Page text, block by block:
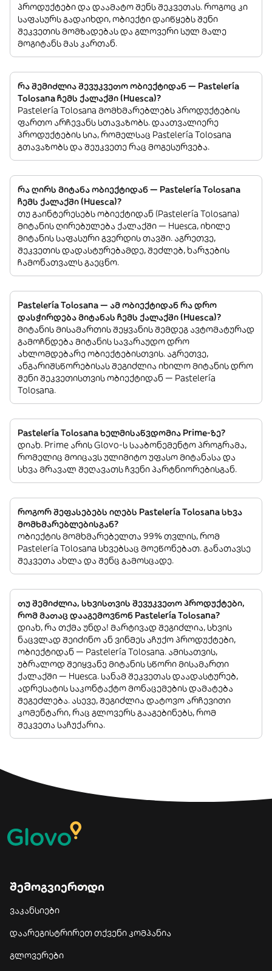
პროდუქტები და დაამატო შენს შეკვეთას. როგოც კი
საფასურს გადაიხდი, ობიექტი დაიწყებს შენი
შეკვეთის მომზადებას და გლოვერი სულ მალე
მოგიტანს მას კართან.
რა შემიძლია შევუკვეთო ობიექტიდან — Pastelería
Tolosana ჩემს ქალაქში (Huesca)?
Pastelería Tolosana მომხმარებლებს პროდუქტების
ფართო არჩევანს სთავაზობს. დაათვალიერე
პროდუქტების სია, რომელსაც Pastelería Tolosana
გთავაზობს და შეუკვეთე რაც მოგესურვება.
რა ღირს მიტანა ობიექტიდან — Pastelería Tolosana
ჩემს ქალაქში (Huesca)?
თუ გაინტერესებს ობიექტიდან (Pastelería Tolosana)
მიტანის ღირებულება ქალაქში — Huesca, იხილე
მიტანის საფასური გვერდის თავში. აგრეთვე,
შეკვეთის დადასტურებამდე, შეძლებ, ხარჯების
ჩამონათვალს გაეცნო.
Pastelería Tolosana — ამ ობიექტიდან რა დრო
დასჭირდება მიტანას ჩემს ქალაქში (Huesca)?
მიტანის მისამართის შეყვანის შემდეგ ავტომატურად
გამოჩნდება მიტანის სავარაუდო დრო
ახლომდებარე ობიექტებისთვის. აგრეთვე,
ანგარიშსწორებისას შეგიძლია იხილო მიტანის დრო
შენი შეკვეთისთვის ობიექტიდან — Pastelería
Tolosana.
Pastelería Tolosana ხელმისაწვდომია Prime-ზე?
დიახ. Prime არის Glovo-ს სააბონემენტო პროგრამა,
რომელიც მოიცავს ულიმიტო უფასო მიტანასა და
სხვა მრავალ შეღავათს ჩვენი პარტნიორებისგან.
როგორ შეფასებებს იღებს Pastelería Tolosana სხვა
მომხმარებლებისგან?
ობიექტის მომხმარებელთა 99% თვლის, რომ
Pastelería Tolosana სხვებსაც მოეწონებათ. განათავსე
შეკვეთა ახლა და შენც გამოსცადე.
თუ შემიძლია, სხვისთვის შევუკვეთო პროდუქტები,
რომ მათაც დააგემოვნონ Pastelería Tolosana?
დიახ, რა თქმა უნდა! მარტივად შეგიძლია, სხვის
ნაცვლად შეიძინო ან ვინმეს აჩუქო პროდუქტები,
ობიექტიდან — Pastelería Tolosana. ამისათვის,
უბრალოდ შეიყვანე მიტანის სწორი მისამართი
ქალაქში — Huesca. სანამ შეკვეთას დაადასტურებ,
ადრესატის საკონტაქტო მონაცემების დამატება
შეგეძლება. ასევე, შეგიძლია დატოვო არჩევითი
კომენტარი, რაც გლოვერს გააგებინებს, რომ
შეკვეთა საჩუქარია.
შემოგვიერთდი
ვაკანსიები
დაარეგისტრირეთ თქვენი კომპანია
გლოვერები